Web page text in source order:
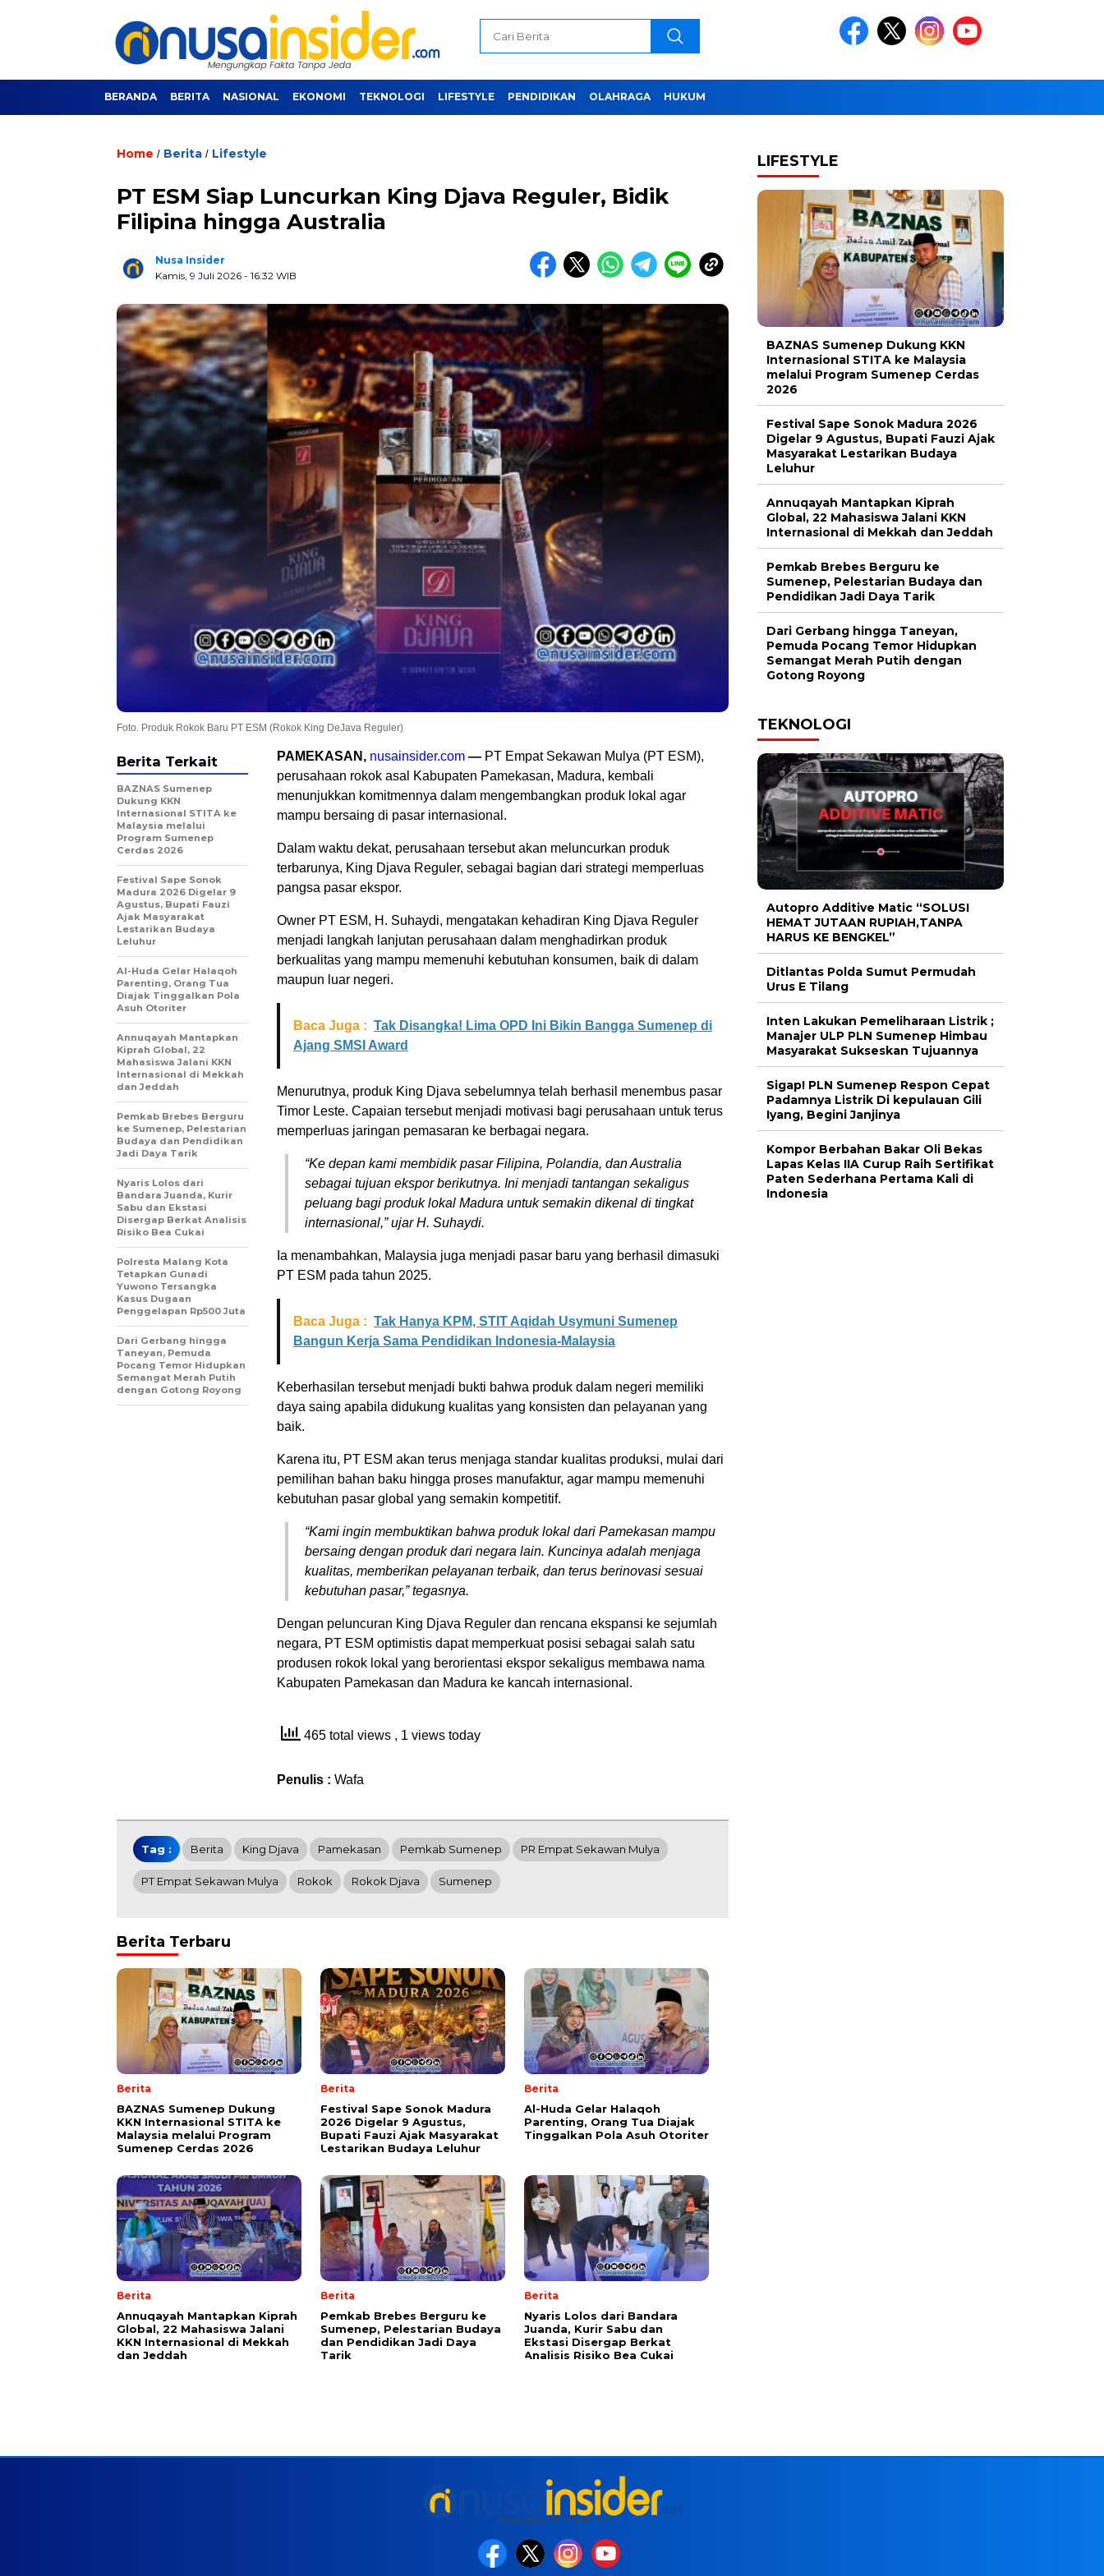
BERANDA BERITA NASIONAL EKONOMI TEKNOLOGI LIFESTYLE PENDIDIKAN OLAHRAGA HUKUM
Home / Berita / Lifestyle
PT ESM Siap Luncurkan King Djava Reguler, Bidik
Filipina hingga Australia
Nusa Insider
Kamis, 9 Juli 2026 - 16:32 WIB
Foto. Produk Rokok Baru PT ESM (Rokok King DeJava Reguler)
PAMEKASAN, nusainsider.com — PT Empat Sekawan Mulya (PT ESM),
perusahaan rokok asal Kabupaten Pamekasan, Madura, kembali
menunjukkan komitmennya dalam mengembangkan produk lokal agar
mampu bersaing di pasar internasional.
Dalam waktu dekat, perusahaan tersebut akan meluncurkan produk
terbarunya, King Djava Reguler, sebagai bagian dari strategi memperluas
pangsa pasar ekspor.
Owner PT ESM, H. Suhaydi, mengatakan kehadiran King Djava Reguler
menjadi langkah lanjutan perusahaan dalam menghadirkan produk
berkualitas yang mampu memenuhi kebutuhan konsumen, baik di dalam
maupun luar negeri.
Baca Juga : Tak Disangka! Lima OPD Ini Bikin Bangga Sumenep di
Ajang SMSI Award
Menurutnya, produk King Djava sebelumnya telah berhasil menembus pasar
Timor Leste. Capaian tersebut menjadi motivasi bagi perusahaan untuk terus
memperluas jaringan pemasaran ke berbagai negara.
“Ke depan kami membidik pasar Filipina, Polandia, dan Australia
sebagai tujuan ekspor berikutnya. Ini menjadi tantangan sekaligus
peluang bagi produk lokal Madura untuk semakin dikenal di tingkat
internasional,” ujar H. Suhaydi.
Ia menambahkan, Malaysia juga menjadi pasar baru yang berhasil dimasuki
PT ESM pada tahun 2025.
Baca Juga : Tak Hanya KPM, STIT Aqidah Usymuni Sumenep
Bangun Kerja Sama Pendidikan Indonesia-Malaysia
Keberhasilan tersebut menjadi bukti bahwa produk dalam negeri memiliki
daya saing apabila didukung kualitas yang konsisten dan pelayanan yang
baik.
Karena itu, PT ESM akan terus menjaga standar kualitas produksi, mulai dari
pemilihan bahan baku hingga proses manufaktur, agar mampu memenuhi
kebutuhan pasar global yang semakin kompetitif.
“Kami ingin membuktikan bahwa produk lokal dari Pamekasan mampu
bersaing dengan produk dari negara lain. Kuncinya adalah menjaga
kualitas, memberikan pelayanan terbaik, dan terus berinovasi sesuai
kebutuhan pasar,” tegasnya.
Dengan peluncuran King Djava Reguler dan rencana ekspansi ke sejumlah
negara, PT ESM optimistis dapat memperkuat posisi sebagai salah satu
produsen rokok lokal yang berorientasi ekspor sekaligus membawa nama
Kabupaten Pamekasan dan Madura ke kancah internasional.
465 total views , 1 views today
Penulis : Wafa
Berita Terkait
BAZNAS Sumenep
Dukung KKN
Internasional STITA ke
Malaysia melalui
Program Sumenep
Cerdas 2026
Festival Sape Sonok
Madura 2026 Digelar 9
Agustus, Bupati Fauzi
Ajak Masyarakat
Lestarikan Budaya
Leluhur
Al-Huda Gelar Halaqoh
Parenting, Orang Tua
Diajak Tinggalkan Pola
Asuh Otoriter
Annuqayah Mantapkan
Kiprah Global, 22
Mahasiswa Jalani KKN
Internasional di Mekkah
dan Jeddah
Pemkab Brebes Berguru
ke Sumenep, Pelestarian
Budaya dan Pendidikan
Jadi Daya Tarik
Nyaris Lolos dari
Bandara Juanda, Kurir
Sabu dan Ekstasi
Disergap Berkat Analisis
Risiko Bea Cukai
Polresta Malang Kota
Tetapkan Gunadi
Yuwono Tersangka
Kasus Dugaan
Penggelapan Rp500 Juta
Dari Gerbang hingga
Taneyan, Pemuda
Pocang Temor Hidupkan
Semangat Merah Putih
dengan Gotong Royong
Tag : Berita King Djava Pamekasan Pemkab Sumenep PR Empat Sekawan Mulya
PT Empat Sekawan Mulya Rokok Rokok Djava Sumenep
Berita Terbaru
Berita
BAZNAS Sumenep Dukung
KKN Internasional STITA ke
Malaysia melalui Program
Sumenep Cerdas 2026
Berita
Festival Sape Sonok Madura
2026 Digelar 9 Agustus,
Bupati Fauzi Ajak Masyarakat
Lestarikan Budaya Leluhur
Berita
Al-Huda Gelar Halaqoh
Parenting, Orang Tua Diajak
Tinggalkan Pola Asuh Otoriter
Berita
Annuqayah Mantapkan Kiprah
Global, 22 Mahasiswa Jalani
KKN Internasional di Mekkah
dan Jeddah
Berita
Pemkab Brebes Berguru ke
Sumenep, Pelestarian Budaya
dan Pendidikan Jadi Daya
Tarik
Berita
Nyaris Lolos dari Bandara
Juanda, Kurir Sabu dan
Ekstasi Disergap Berkat
Analisis Risiko Bea Cukai
LIFESTYLE
BAZNAS Sumenep Dukung KKN
Internasional STITA ke Malaysia
melalui Program Sumenep Cerdas
2026
Festival Sape Sonok Madura 2026
Digelar 9 Agustus, Bupati Fauzi Ajak
Masyarakat Lestarikan Budaya
Leluhur
Annuqayah Mantapkan Kiprah
Global, 22 Mahasiswa Jalani KKN
Internasional di Mekkah dan Jeddah
Pemkab Brebes Berguru ke
Sumenep, Pelestarian Budaya dan
Pendidikan Jadi Daya Tarik
Dari Gerbang hingga Taneyan,
Pemuda Pocang Temor Hidupkan
Semangat Merah Putih dengan
Gotong Royong
TEKNOLOGI
Autopro Additive Matic “SOLUSI
HEMAT JUTAAN RUPIAH,TANPA
HARUS KE BENGKEL”
Ditlantas Polda Sumut Permudah
Urus E Tilang
Inten Lakukan Pemeliharaan Listrik ;
Manajer ULP PLN Sumenep Himbau
Masyarakat Sukseskan Tujuannya
Sigap! PLN Sumenep Respon Cepat
Padamnya Listrik Di kepulauan Gili
Iyang, Begini Janjinya
Kompor Berbahan Bakar Oli Bekas
Lapas Kelas IIA Curup Raih Sertifikat
Paten Sederhana Pertama Kali di
Indonesia